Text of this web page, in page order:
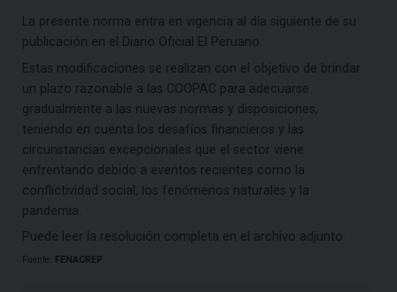
La presente norma entra en vigencia al día siguiente de su
publicación en el Diario Oficial El Peruano.
Estas modificaciones se realizan con el objetivo de brindar
un plazo razonable a las COOPAC para adecuarse
gradualmente a las nuevas normas y disposiciones,
teniendo en cuenta los desafíos financieros y las
circunstancias excepcionales que el sector viene
enfrentando debido a eventos recientes como la
conflictividad social, los fenómenos naturales y la
pandemia.
Puede leer la resolución completa en el archivo adjunto:
Fuente: FENACREP